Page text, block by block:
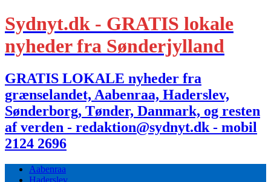
Sydnyt.dk - GRATIS lokale
nyheder fra Sønderjylland
GRATIS LOKALE nyheder fra
grænselandet, Aabenraa, Haderslev,
Sønderborg, Tønder, Danmark, og resten
af verden - redaktion@sydnyt.dk - mobil
2124 2696
Aabenraa
Haderslev